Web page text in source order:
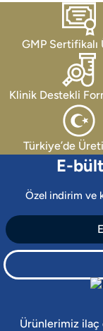
GMP Sertifikalı
Klinik Destekli
Türkiye’de
E-
Özel indirim ve
Ürünlerimiz ilaç